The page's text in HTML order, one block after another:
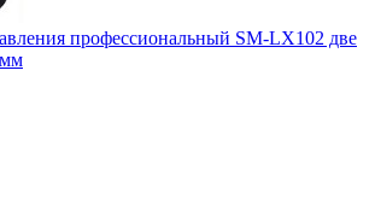
профессиональный SM-LX102 две